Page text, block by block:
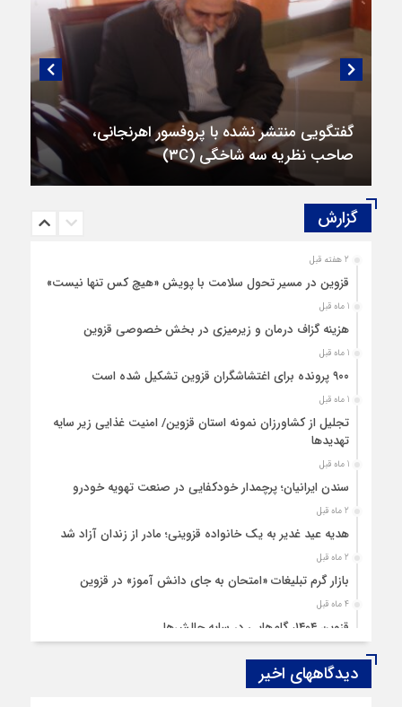
گفتگویی منتشر نشده با پروفسور اهرنجانی،
صاحب نظریه سه‌ شاخگی (۳C)
گزارش‌
2 هفته قبل
قزوین در مسیر تحول سلامت با پویش «هیچ‌ کس تنها نیست»
1 ماه قبل
هزینه‌ گزاف درمان و زیرمیزی در بخش خصوصی قزوین
1 ماه قبل
۹۰۰ پرونده برای اغتشاشگران قزوین تشکیل شده است
1 ماه قبل
تجلیل از کشاورزان نمونه استان قزوین/ امنیت غذایی زیر سایه
تهدیدها
1 ماه قبل
سندن ایرانیان؛ پرچمدار خودکفایی در صنعت تهویه خودرو
2 ماه قبل
هدیه عید غدیر به یک خانواده قزوینی؛ مادر از زندان آزاد شد
2 ماه قبل
بازار گرم تبلیغات «امتحان به جای دانش‌ آموز» در قزوین
4 ماه قبل
قزوین ۱۴۰۴، گام‌هایی در سایه چالش‌ها
چهارشنبه‌ سوری بی‌غوغا
دیدگاههای اخیر